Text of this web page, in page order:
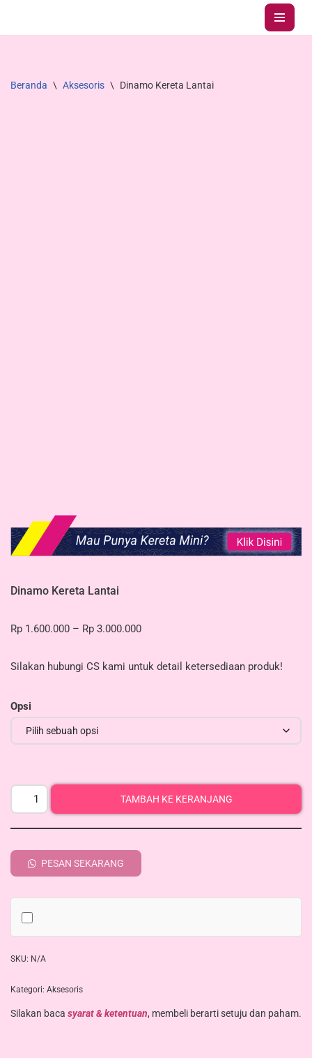
Lompat
Beranda \ Aksesoris \ Dinamo Kereta Lantai
Dinamo Kereta Lantai
Rp 1.600.000 – Rp 3.000.000
Silakan hubungi CS kami untuk detail ketersediaan produk!
Opsi
TAMBAH KE KERANJANG
PESAN SEKARANG
SKU: N/A
Kategori: Aksesoris
Silakan baca syarat & ketentuan, membeli berarti setuju dan paham.